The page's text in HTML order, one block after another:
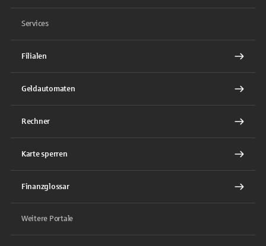
Services
Filialen
Geldautomaten
Rechner
Karte sperren
Finanzglossar
Weitere Portale